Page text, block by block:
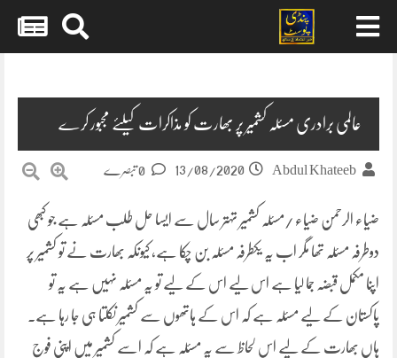
عالمی برادری مسئلہ کشمیر پر بھارت کو مذاکرات کیلئے مجبور کرے
Abdul Khateeb
13/08/2020
ضیاء الرحمن ضیاء /مسئلہ کشمیر تہتر سال سے ایسا حل طلب مسئلہ ہے جو کبھی
دوطرفہ مسئلہ تھا مگر اب یہ یکطرفہ مسئلہ بن چکا ہے، کیونکہ بھارت نے تو کشمیر پر
اپنا مکمل قبضہ جما لیا ہے اس لیے اس کے لیے تو یہ مسئلہ نہیں ہے یہ تو
پاکستان کے لیے مسئلہ ہے کہ اس کے ہاتھوں سے کشمیر نکلتا ہی جا رہا ہے۔
ہاں بھارت کے لیے اس لحاظ سے یہ مسئلہ ہے کہ اسے کشمیر میں اپنی فوج